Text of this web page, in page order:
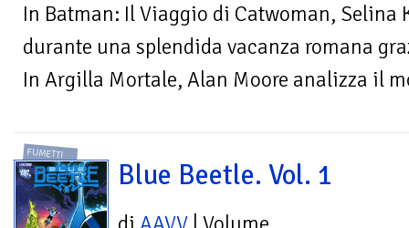
In Batman: Il Viaggio di Catwoman, Selina
durante una splendida vacanza romana
In Argilla Mortale, Alan Moore analizza il
FUMETTI
Blue Beetle. Vol. 1